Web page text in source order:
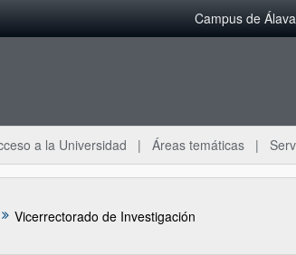
Campus de Álava
a la Universidad Áreas temáticas
Vicerrectorado de Investigación